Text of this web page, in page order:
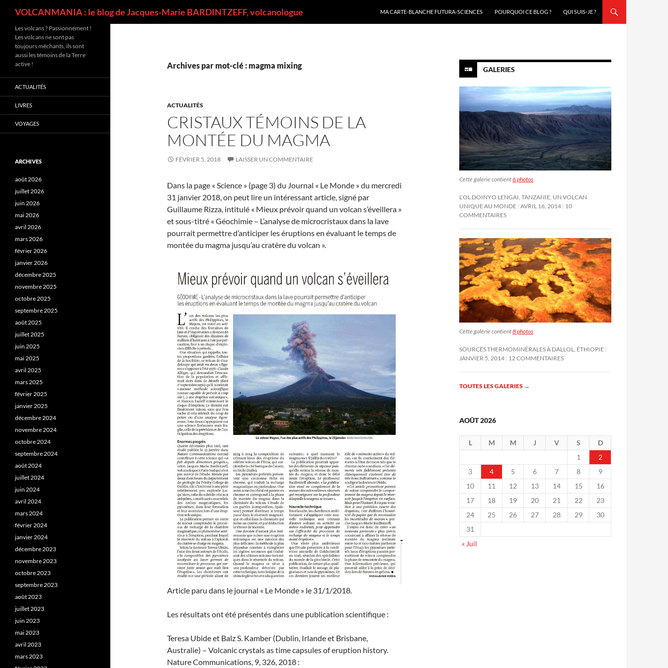
VOLCANMANIA : le blog de Jacques-Marie BARDINTZEFF, volcanologue
MA CARTE-BLANCHE FUTURA-SCIENCES
POURQUOI CE BLOG ? QUI SUIS-JE ?
Archives par mot-clé : magma mixing
ACTUALITÉS
CRISTAUX TÉMOINS DE LA
MONTÉE DU MAGMA
FÉVRIER 5, 2018 LAISSER UN COMMENTAIRE
Dans la page « Science » (page 3) du Journal « Le Monde » du mercredi
31 janvier 2018, on peut lire un intéressant article, signé par
Guillaume Rizza, intitulé « Mieux prévoir quand un volcan s’éveillera »
et sous-titré « Géochimie – L’analyse de microcristaux dans la lave
pourrait permettre d’anticiper les éruptions en évaluant le temps de
montée du magma jusqu’au cratère du volcan ».
Article paru dans le journal « Le Monde » le 31/1/2018.
Les résultats ont été présentés dans une publication scientifique :
Teresa Ubide et Balz S. Kamber (Dublin, Irlande et Brisbane,
Australie) – Volcanic crystals as time capsules of eruption history.
Nature Communications, 9, 326, 2018 :
GALERIES
Cette galerie contient6 photos.
L’OL DOINYO LENGAI, TANZANIE, UN VOLCAN
UNIQUE AU MONDE AVRIL 16, 2014 10
COMMENTAIRES
Cette galerie contient8 photos
SOURCES THERMOMINÉRALES À DALLOL, ÉTHIOPIE
JANVIER 5, 2014 12 COMMENTAIRES
TOUTES LES GALERIES →
AOÛT 2026
L M M J V S
D
1
2
3
4 5 6 7 8
9
10
11 12 13 14 15
16
17
18 19 20 21 22
23
24
25 26 27 28 29
30
31
« Juil
Les volcans ? Passionnément !
Les volcans ne sont pas
toujours méchants, ils sont
aussi les témoins de la Terre
active !
ACTUALITÉS
LIVRES
VOYAGES
ARCHIVES
août 2026
juillet 2026
juin 2026
mai 2026
avril 2026
mars 2026
février 2026
janvier 2026
décembre 2025
novembre 2025
octobre 2025
septembre 2025
août 2025
juillet 2025
juin 2025
mai 2025
avril 2025
mars 2025
février 2025
janvier 2025
décembre 2024
novembre 2024
octobre 2024
septembre 2024
août 2024
juillet 2024
juin 2024
avril 2024
mars 2024
février 2024
janvier 2024
décembre 2023
novembre 2023
octobre 2023
septembre 2023
août 2023
juillet 2023
juin 2023
mai 2023
avril 2023
mars 2023